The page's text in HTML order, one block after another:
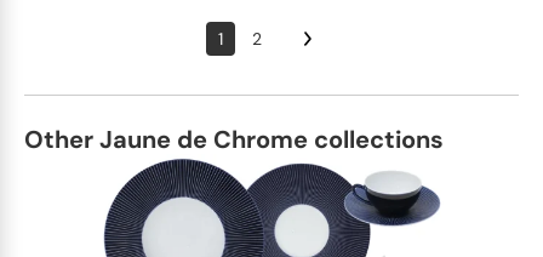
1 2
Other Jaune de Chrome collections